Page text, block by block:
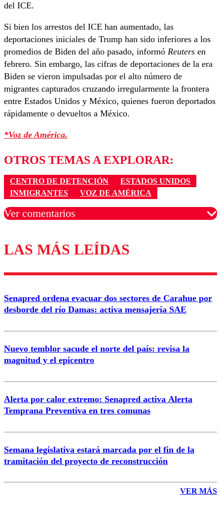
del ICE.
Si bien los arrestos del ICE han aumentado, las
deportaciones iniciales de Trump han sido inferiores a los
promedios de Biden del año pasado, informó Reuters en
febrero. Sin embargo, las cifras de deportaciones de la era
Biden se vieron impulsadas por el alto número de
migrantes capturados cruzando irregularmente la frontera
entre Estados Unidos y México, quienes fueron deportados
rápidamente o devueltos a México.
*Voz de América.
OTROS TEMAS A EXPLORAR:
CENTRO DE DETENCIÓN
ESTADOS UNIDOS
INMIGRANTES
VOZ DE AMÉRICA
Ver comentarios
Los comentarios son moderados para garantizar un
diálogo respetuoso.
Correo
LAS MÁS LEÍDAS
Senapred ordena evacuar dos sectores de Carahue por
desborde del río Damas: activa mensajería SAE
Nuevo temblor sacude el norte del país: revisa la
magnitud y el epicentro
Alerta por calor extremo: Senapred activa Alerta
Temprana Preventiva en tres comunas
Semana legislativa estará marcada por el fin de la
tramitación del proyecto de reconstrucción
VER MÁS